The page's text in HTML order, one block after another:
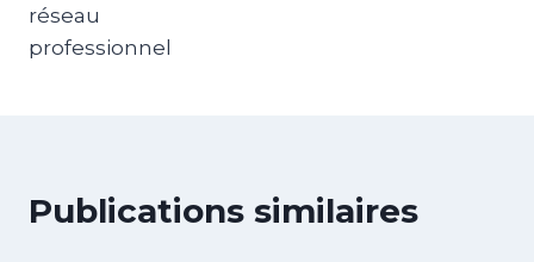
réseau
professionnel
Publications similaires